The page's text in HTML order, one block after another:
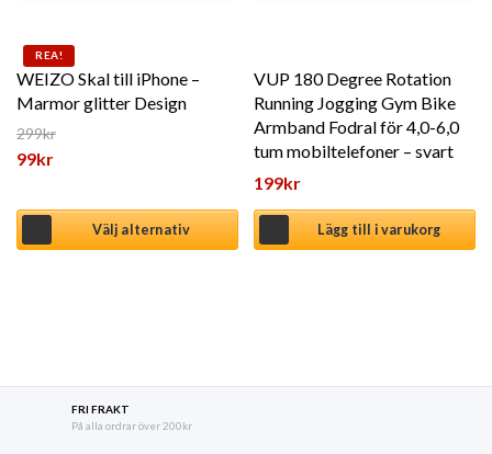
REA!
WEIZO Skal till iPhone –
Marmor glitter Design
299kr
Det ursprungliga priset var: 299kr.
99kr
Det nuvarande priset är: 99kr.
Välj alternativ
Den här produkten har flera varianter. De olika
VUP 180 Degree Rotation
Running Jogging Gym Bike
Armband Fodral för 4,0-6,0
tum mobiltelefoner – svart
199kr
Lägg till i varukorg
FRI FRAKT
På alla ordrar över 200kr